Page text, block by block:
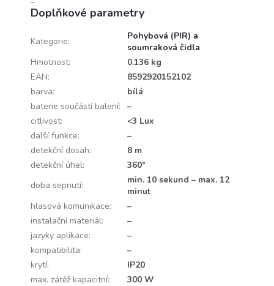
Doplňkové parametry
Kategorie:
Pohybová (PIR) a
soumraková čidla
Hmotnost:
0.136 kg
EAN:
8592920152102
barva:
bílá
baterie součástí balení:
–
citlivost:
<3 Lux
další funkce:
–
detekční dosah:
8 m
detekční úhel:
360°
doba sepnutí:
min. 10 sekund – max. 12
minut
hlasová komunikace:
–
instalační materiál:
–
jazyky aplikace:
–
kompatibilita:
–
krytí:
IP20
max. zátěž kapacitní:
300 W